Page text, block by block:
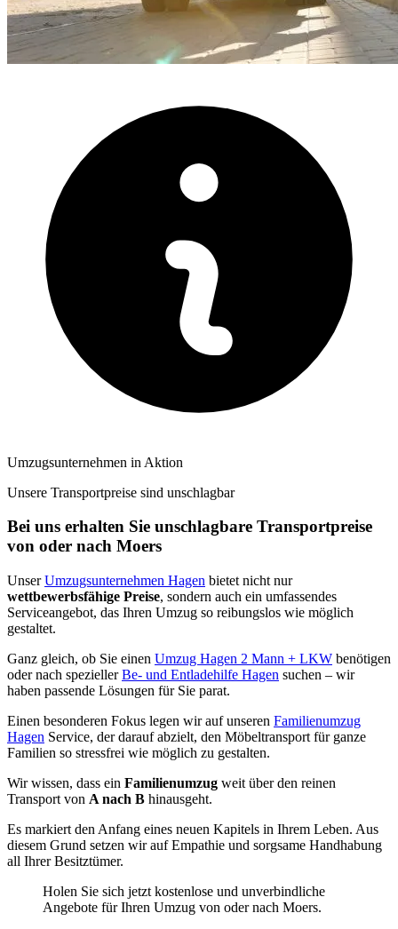
Umzugsunternehmen in Aktion
Unsere Transportpreise sind unschlagbar
Bei uns erhalten Sie unschlagbare Transportpreise
von oder nach Moers
UnserUmzugsunternehmen Hagen bietet nicht nur
wettbewerbsfähige Preise, sondern auch ein umfassendes
Serviceangebot, das Ihren Umzug so reibungslos wie möglich
gestaltet.
Ganz gleich, ob Sie einen Umzug Hagen 2 Mann + LKW benötigen
oder nach speziellerBe- und Entladehilfe Hagen suchen – wir
haben passende Lösungen für Sie parat.
Einen besonderen Fokus legen wir auf unseren Familienumzug
Hagen Service, der darauf abzielt, den Möbeltransport für ganze
Familien so stressfrei wie möglich zu gestalten.
Wir wissen, dass ein Familienumzug weit über den reinen
Transport von A nach B hinausgeht.
Es markiert den Anfang eines neuen Kapitels in Ihrem Leben. Aus
diesem Grund setzen wir auf Empathie und sorgsame Handhabung
all Ihrer Besitztümer.
Holen Sie sich jetzt kostenlose und unverbindliche
Angebote für Ihren Umzug von oder nach Moers.